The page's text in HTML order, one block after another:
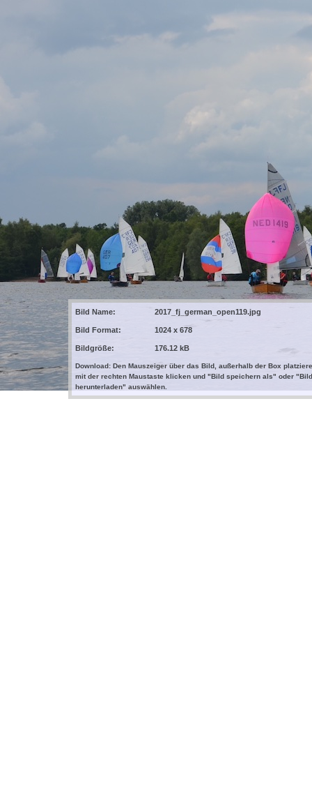
Bild Name: 2017_fj_german_open119.jpg
Bild Format: 1024 x 678
Bildgröße: 176.12 kB
Download: Den Mauszeiger über das Bild, außerhalb der Box
mit der rechten Maustaste klicken und "Bild speichern als" oder "Bild
herunterladen" auswählen.